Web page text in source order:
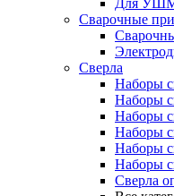
Для
Сварочные
Сверла
Наборы
Наборы
Наборы
Наборы
Наборы
Наборы
Сверла